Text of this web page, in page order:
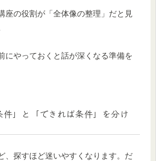
座の役割が「全体像の整理」だと見
にやっておくと話が深くなる準備を
件」と「できれば条件」を分け
、探すほど迷いやすくなります。だ